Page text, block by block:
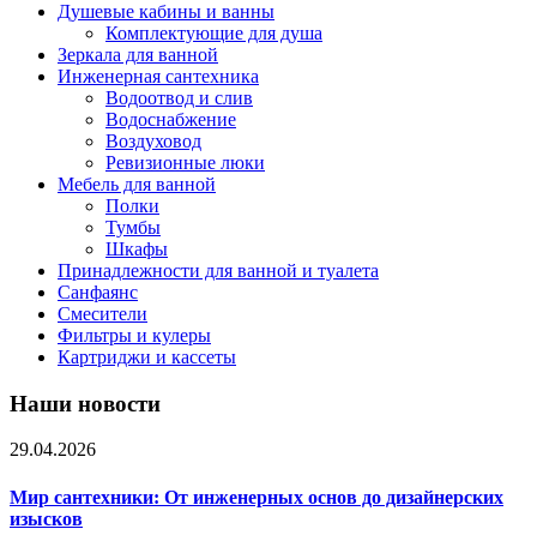
Душевые кабины и ванны
Комплектующие для душа
Зеркала для ванной
Инженерная сантехника
Водоотвод и слив
Водоснабжение
Воздуховод
Ревизионные люки
Мебель для ванной
Полки
Тумбы
Шкафы
Принадлежности для ванной и туалета
Санфаянс
Смесители
Фильтры и кулеры
Картриджи и кассеты
Наши новости
29.04.2026
Мир сантехники: От инженерных основ до дизайнерских
изысков